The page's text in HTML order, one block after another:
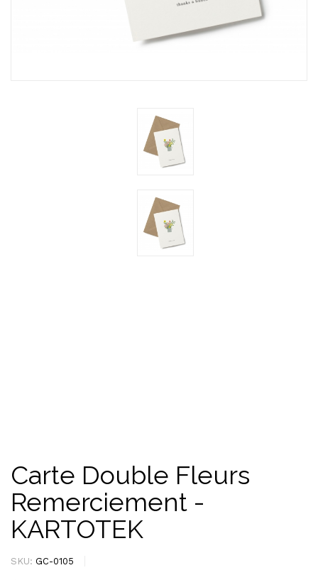
Carte Double Fleurs
Remerciement -
KARTOTEK
SKU: GC-0105